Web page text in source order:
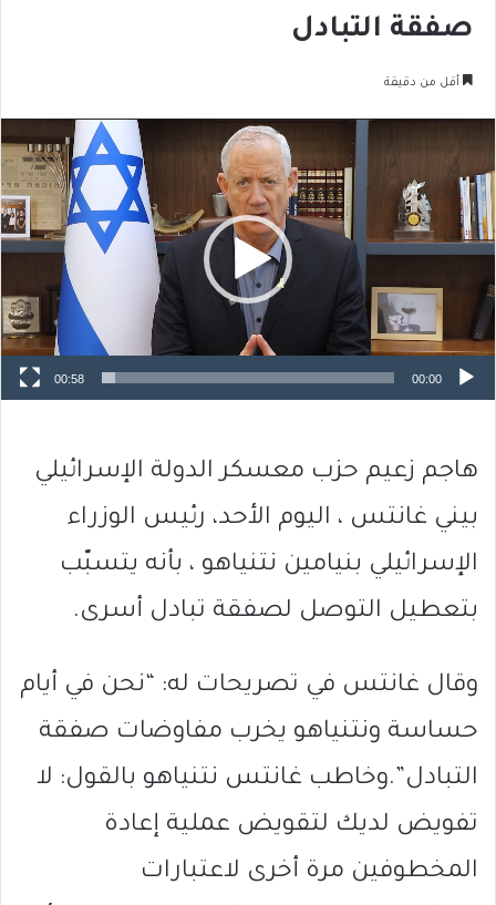
صفقة التبادل
أقل من دقيقة
مشغل
الفيديو
00:00
00:58
هاجم زعيم حزب معسكر الدولة الإسرائيلي
بيني غانتس ، اليوم الأحد، رئيس الوزراء
الإسرائيلي بنيامين نتنياهو ، بأنه يتسبّب
بتعطيل التوصل لصفقة تبادل أسرى.
وقال غانتس في تصريحات له: “نحن في أيام
حساسة ونتنياهو يخرب مفاوضات صفقة
التبادل”.وخاطب غانتس نتنياهو بالقول: لا
تفويض لديك لتقويض عملية إعادة
المخطوفين مرة أخرى لاعتبارات